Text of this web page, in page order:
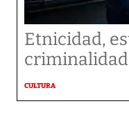
Etnicidad,
criminalidad
CULTURA